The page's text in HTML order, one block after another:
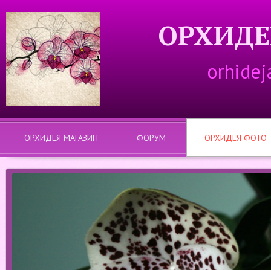
ОРХИДЕЯ МАГАЗИН ФОРУМ ОРХИДЕЯ ФОТО